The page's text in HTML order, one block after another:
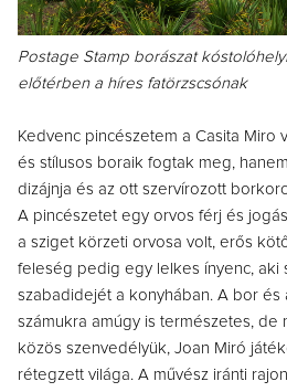
Postage Stamp borászat
előtérben a híres fatörzscsónak
Kedvenc pincészetem a Casita Miro
és stílusos boraik fogtak meg,
dizájnja és az ott szervírozott
A pincészetet egy orvos férj és
a sziget körzeti orvosa volt, erős
feleség pedig egy lelkes ínyenc, aki
szabadidejét a konyhában. A bor és
számukra amúgy is természetes, de
közös szenvedélyük, Joan Miró
rétegzett világa. A művész iránti